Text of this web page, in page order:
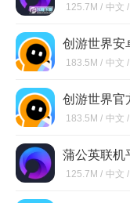
125.7M / 中文 /
创游世界安
183.5M / 中文 /
创游世界官
183.5M / 中文 /
蒲公英联机
125.7M / 中文 /